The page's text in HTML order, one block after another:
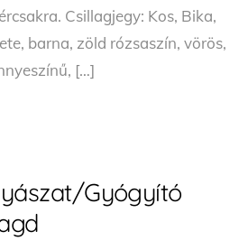
Csillagjegy: Kos, Bika,
barna, zöld rózsaszín, vörös,
[…]
Gyógyító